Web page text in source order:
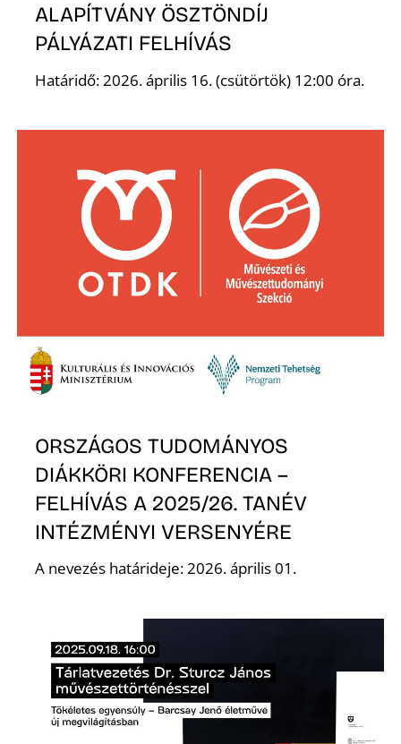
ALAPÍTVÁNY ÖSZTÖNDÍJ
PÁLYÁZATI FELHÍVÁS
Határidő: 2026. április 16. (csütörtök) 12:00 óra.
ORSZÁGOS TUDOMÁNYOS
DIÁKKÖRI KONFERENCIA –
FELHÍVÁS A 2025/26. TANÉV
INTÉZMÉNYI VERSENYÉRE
A nevezés határideje: 2026. április 01.